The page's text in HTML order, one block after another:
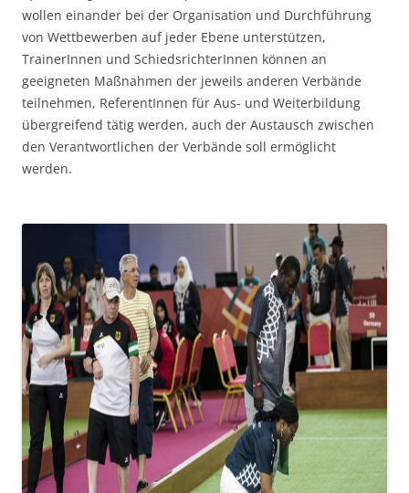
wollen einander bei der Organisation und Durchführung
von Wettbewerben auf jeder Ebene unterstützen,
TrainerInnen und SchiedsrichterInnen können an
geeigneten Maßnahmen der jeweils anderen Verbände
teilnehmen, ReferentInnen für Aus- und Weiterbildung
übergreifend tätig werden, auch der Austausch zwischen
den Verantwortlichen der Verbände soll ermöglicht
werden.